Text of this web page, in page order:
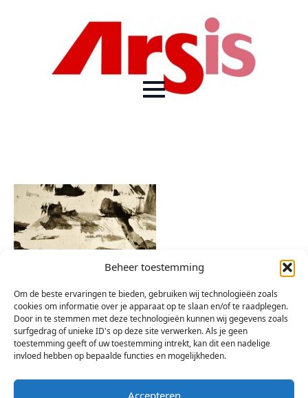
Beheer toestemming
Om de beste ervaringen te bieden, gebruiken wij technologieën zoals
cookies om informatie over je apparaat op te slaan en/of te raadplegen.
Door in te stemmen met deze technologieën kunnen wij gegevens zoals
surfgedrag of unieke ID's op deze site verwerken. Als je geen
toestemming geeft of uw toestemming intrekt, kan dit een nadelige
invloed hebben op bepaalde functies en mogelijkheden.
Accepteren